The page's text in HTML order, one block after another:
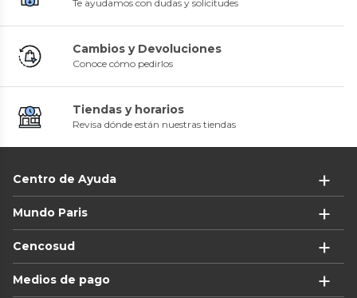
Te ayudamos con dudas y solicitudes
Cambios y Devoluciones
Conoce cómo pedirlos
Tiendas y horarios
Revisa dónde están nuestras tiendas
Centro de Ayuda
Mundo Paris
Cencosud
Medios de pago